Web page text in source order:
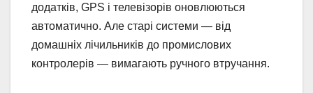
додатків, GPS і телевізорів оновлюються
автоматично. Але старі системи — від
домашніх лічильників до промислових
контролерів — вимагають ручного втручання.